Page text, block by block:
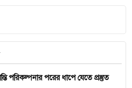
পরিকল্পনার পরের ধাপে যেতে প্রস্তুত